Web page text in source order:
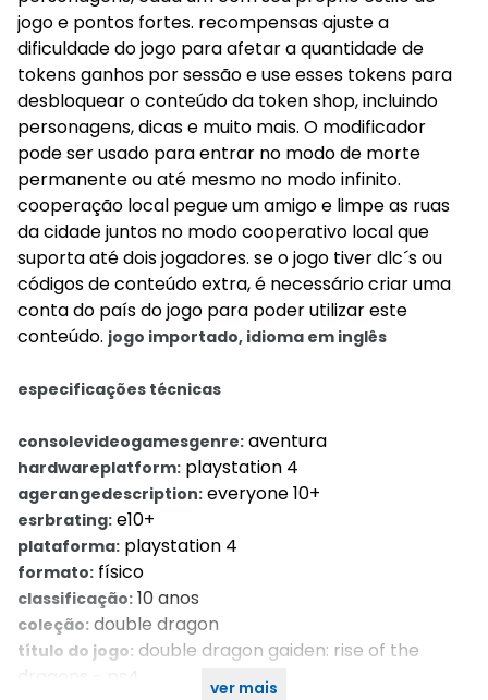
jogo e pontos fortes. recompensas ajuste a
dificuldade do jogo para afetar a quantidade de
tokens ganhos por sessão e use esses tokens para
desbloquear o conteúdo da token shop, incluindo
personagens, dicas e muito mais. O modificador
pode ser usado para entrar no modo de morte
permanente ou até mesmo no modo infinito.
cooperação local pegue um amigo e limpe as ruas
da cidade juntos no modo cooperativo local que
suporta até dois jogadores. se o jogo tiver dlc´s ou
códigos de conteúdo extra, é necessário criar uma
conta do país do jogo para poder utilizar este
conteúdo. jogo importado, idioma em inglês
especificações técnicas
consolevideogamesgenre: aventura
hardwareplatform: playstation 4
agerangedescription: everyone 10+
esrbrating: e10+
plataforma: playstation 4
formato: físico
classificação: 10 anos
coleção: double dragon
título do jogo: double dragon gaiden: rise of the
dragons - ps4
ver mais